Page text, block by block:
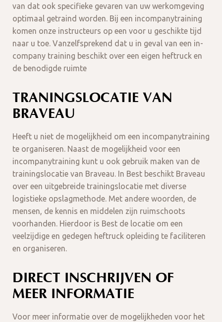
van dat ook specifieke gevaren van uw werkomgeving
optimaal getraind worden. Bij een incompanytraining
komen onze instructeurs op een voor u geschikte tijd
naar u toe. Vanzelfsprekend dat u in geval van een in-
company training beschikt over een eigen heftruck en
de benodigde ruimte
TRANINGSLOCATIE VAN
BRAVEAU
Heeft u niet de mogelijkheid om een incompanytraining
te organiseren. Naast de mogelijkheid voor een
incompanytraining kunt u ook gebruik maken van de
trainingslocatie van Braveau. In Best beschikt Braveau
over een uitgebreide trainingslocatie met diverse
logistieke opslagmethode. Met andere woorden, de
mensen, de kennis en middelen zijn ruimschoots
voorhanden. Hierdoor is Best de locatie om een
veelzijdige en gedegen heftruck opleiding te faciliteren
en organiseren.
DIRECT INSCHRIJVEN OF
MEER INFORMATIE
Voor meer informatie over de mogelijkheden voor het